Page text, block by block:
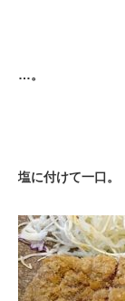
…。
塩に付けて一口。